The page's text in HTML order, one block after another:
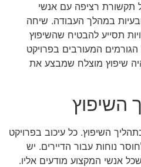
תקשורת רציפה עם אנשי
במהלך העבודה. שיחה
תסייע להבטיח שהשיפוץ
המעורבים בפרויקט
שיפוץ מוצלח שמבצע את
השיפוץ
השיפוץ. כל עיכוב בפרויקט
נוחות עבור הדיירים. יש
אנשי המקצוע מודעים אליו.